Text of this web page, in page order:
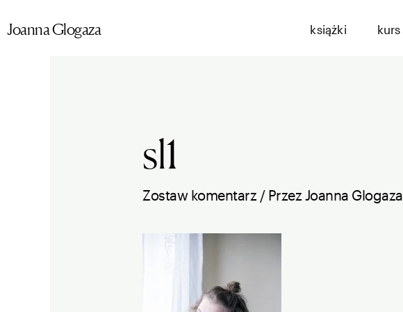
doJoanna Glogaza książki kurs
sl1
Zostaw komentarz / Przez Joanna Glogaza